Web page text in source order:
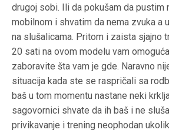
drugoj sobi. Ili da pokušam da pustim
mobilnom i shvatim da nema zvuka a
na slušalicama. Pritom i zaista sjajno
20 sati na ovom modelu vam
zaboravite šta vam je gde. Naravno
situacija kada ste se raspričali sa
baš u tom momentu nastane neki
sagovornici shvate da ih baš i ne
privikavanje i trening neophodan